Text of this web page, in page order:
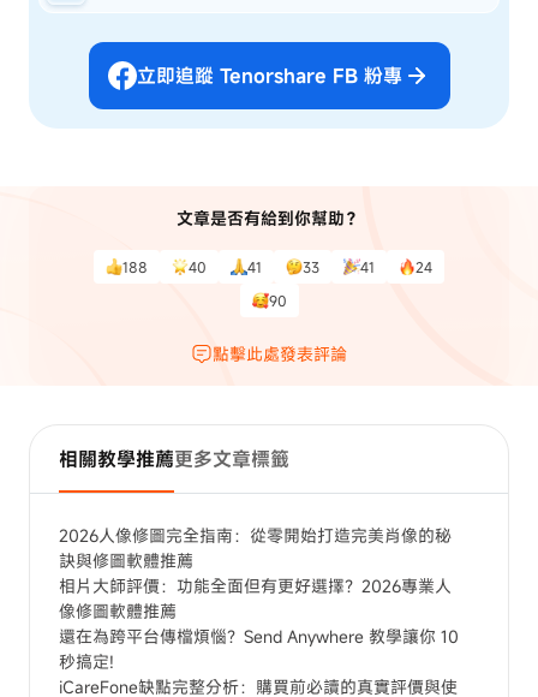
立即追蹤 Tenorshare FB 粉專
文章是否有給到你幫助？
188 40 41 33 41
24
90
點擊此處發表評論
相關教學推薦更多文章標籤
2026人像修圖完全指南：從零開始打造完美肖像的秘
訣與修圖軟體推薦
相片大師評價：功能全面但有更好選擇？2026專業人
像修圖軟體推薦
還在為跨平台傳檔煩惱？Send Anywhere 教學讓你 10
秒搞定!
iCareFone缺點完整分析：購買前必讀的真實評價與使